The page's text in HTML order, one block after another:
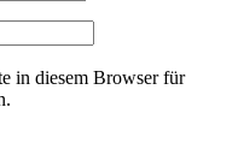
in diesem Browser für